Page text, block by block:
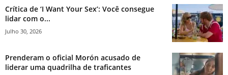
Crítica de ‘I Want Your Sex’: Você consegue
lidar com o...
Julho 30, 2026
Prenderam o oficial Morón acusado de
liderar uma quadrilha de traficantes